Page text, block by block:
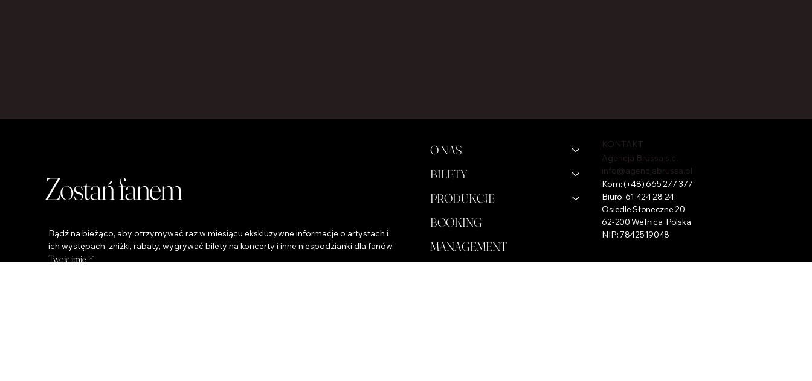
Zostań fanem
Bądź na bieżąco, aby otrzymywać raz w miesiącu ekskluzywne informacje o artystach i
ich występach, zniżki, rabaty, wygrywać bilety na koncerty i inne niespodzianki dla fanów.
Twoje imię *
KONTAKT
Agencja Brussa s.c.
info@agencjabrussa.pl
Kom:(+48) 665 277 377
Biuro:61 424 28 24
Osiedle Słoneczne 20,
62-200 Wełnica, Polska
NIP: 7842519048
O NAS
BILETY
PRODUKCJE
BOOKING
MANAGEMENT